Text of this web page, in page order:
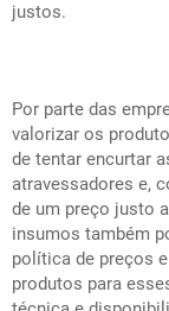
justos.
Por parte das
valorizar os
de tentar encurtar
atravessadores e,
de um preço justo
insumos também
política de preços
produtos para